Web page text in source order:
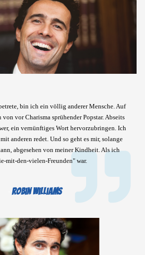
bin ich ein völlig anderer Mensche. Auf
vor Charisma sprühender Popstar. Abseits
ein vernünftiges Wort hervorzubringen. Ich
anderen redet. Und so geht es mir, solange
abgesehen von meiner Kindheit. Als ich
mit-den-vielen-Freunden" war.
Robin Williams